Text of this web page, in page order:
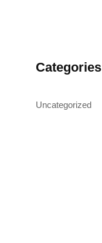
Categories
Uncategorized